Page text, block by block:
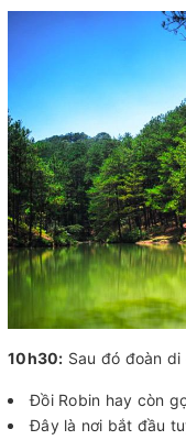
10h30: Sau đó đoàn
Đồi Robin hay còn
Đây là nơi bắt đầu